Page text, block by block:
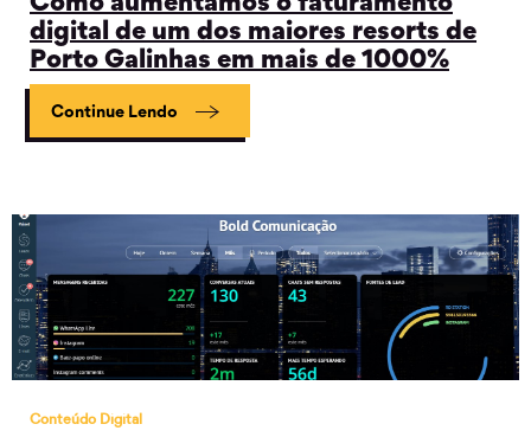
digital de um dos maiores resorts de
Porto Galinhas em mais de 1000%
Continue Lendo
Conteúdo Digital